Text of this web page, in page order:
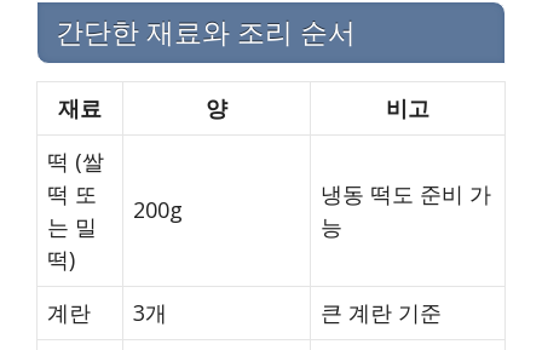
간단한 재료와 조리 순서
재료 양
비고
떡 (쌀
떡 또
는 밀
떡)
200g
냉동 떡도 준비 가
능
계란 3개 큰 계란 기준